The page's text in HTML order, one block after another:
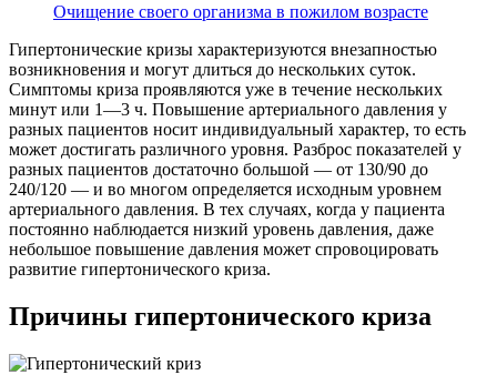
Очищение своего организма в пожилом возрасте
Гипертонические кризы характеризуются внезапностью
возникновения и могут длиться до нескольких суток.
Симптомы криза проявляются уже в течение нескольких
минут или 1—3 ч. Повышение артериального давления у
разных пациентов носит индивидуальный характер, то есть
может достигать различного уровня. Разброс показателей у
разных пациентов достаточно большой — от 130/90 до
240/120 — и во многом определяется исходным уровнем
артериального давления. В тех случаях, когда у пациента
постоянно наблюдается низкий уровень давления, даже
небольшое повышение давления может спровоцировать
развитие гипертонического криза.
Причины гипертонического криза